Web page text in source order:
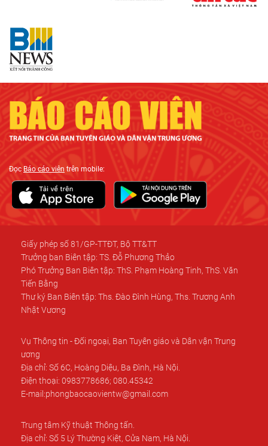
ĐọcBáo cáo viên trên mobile:
Giấy phép số 81/GP-TTĐT, Bộ TT&TT
Trưởng ban Biên tập: TS. Đỗ Phương Thảo
Phó Trưởng Ban Biên tập: ThS. Phạm Hoàng Tinh, ThS. Văn
Tiến Bằng
Thư ký Ban Biên tập: Ths. Đào Đình Hùng, Ths. Trương Anh
Nhật Vương
Vụ Thông tin - Đối ngoại, Ban Tuyên giáo và Dân vận Trung
ương
Địa chỉ: Số 6C, Hoàng Diệu, Ba Đình, Hà Nội.
Điện thoại: 0983778686; 080.45342
E-mail:phongbaocaovientw@gmail.com
Trung tâm Kỹ thuật Thông tấn.
Địa chỉ: Số 5 Lý Thường Kiệt, Cửa Nam, Hà Nội.